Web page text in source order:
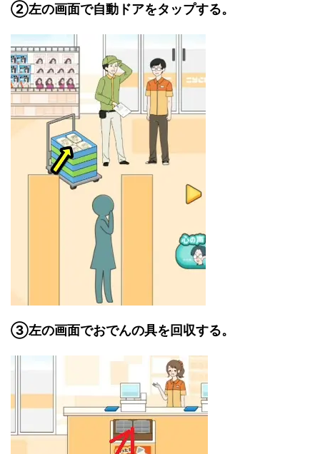
②左の画面で自動ドアをタップする。
③左の画面でおでんの具を回収する。